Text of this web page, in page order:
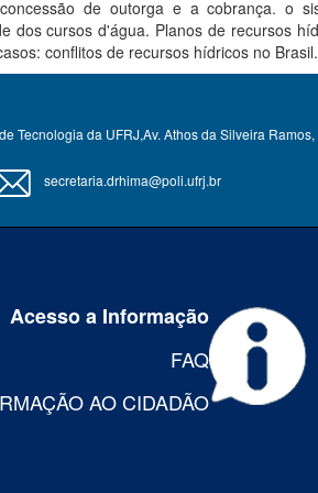
de outorga e a cobrança. o
dos cursos d'água. Planos de recursos
conflitos de recursos hídricos no Brasil.
Tecnologia da UFRJ,Av. Athos da Silveira
secretaria.drhima@poli.ufrj.br
Acesso a Informação
FAQ
AO CIDADÃO